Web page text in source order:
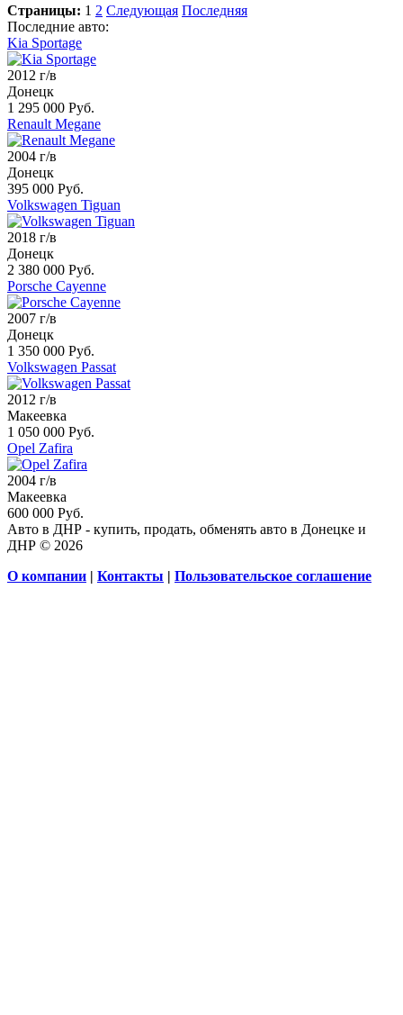
Страницы: 1 2 Следующая Последняя
Последние авто:
Kia Sportage
2012 г/в
Донецк
1 295 000 Руб.
Renault Megane
2004 г/в
Донецк
395 000 Руб.
Volkswagen Tiguan
2018 г/в
Донецк
2 380 000 Руб.
Porsche Cayenne
2007 г/в
Донецк
1 350 000 Руб.
Volkswagen Passat
2012 г/в
Макеевка
1 050 000 Руб.
Opel Zafira
2004 г/в
Макеевка
600 000 Руб.
Авто в ДНР - купить, продать, обменять авто в Донецке и
ДНР © 2026
О компании | Контакты | Пользовательское соглашение